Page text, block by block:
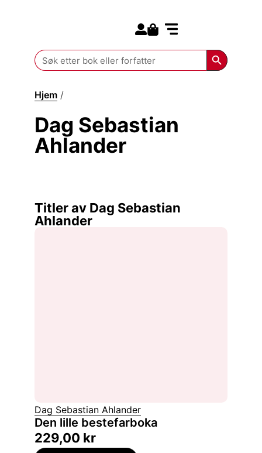
Search
for:
Search
Hjem /
Dag Sebastian
Ahlander
Titler av Dag Sebastian
Ahlander
Dag Sebastian Ahlander
Den lille bestefarboka
229,00 kr